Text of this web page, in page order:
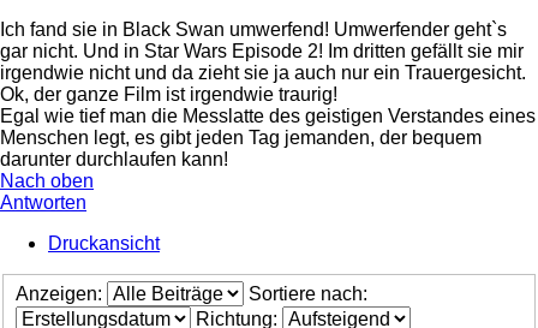
Ich fand sie in Black Swan umwerfend! Umwerfender geht`s
gar nicht. Und in Star Wars Episode 2! Im dritten gefällt sie mir
irgendwie nicht und da zieht sie ja auch nur ein Trauergesicht.
Ok, der ganze Film ist irgendwie traurig!
Egal wie tief man die Messlatte des geistigen Verstandes eines
Menschen legt, es gibt jeden Tag jemanden, der bequem
darunter durchlaufen kann!
Nach oben
Antworten
Druckansicht
Anzeigen:
Sortiere nach:
Richtung: